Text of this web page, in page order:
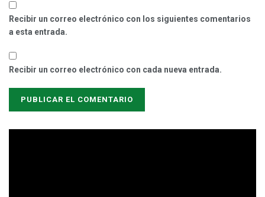
Recibir un correo electrónico con los siguientes comentarios
a esta entrada.
Recibir un correo electrónico con cada nueva entrada.